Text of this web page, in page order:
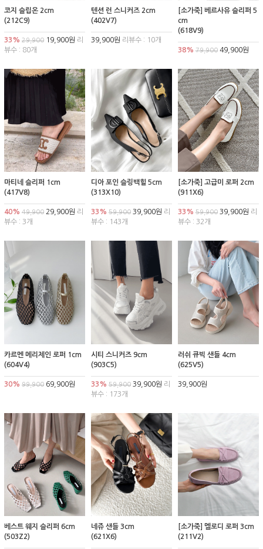
코지 슬립온 2cm
(212C9)
33% 29,900 19,900원 리
뷰수 : 80개
텐션 런 스니커즈 2cm
(402V7)
39,900원 리뷰수 : 10개
[소가죽] 베르사유 슬리퍼 5
cm
(618V9)
38% 79,90049,900원
마티네 슬리퍼 1cm
(417V8)
40% 49,900 29,900원 리
뷰수 : 3개
디아 포인 슬링백힐 5cm
(313X10)
33% 59,90039,900원 리
뷰수 : 143개
[소가죽] 고급미 로퍼 2cm
(911X6)
33% 59,90039,900원 리
뷰수 : 32개
카르멘 메리제인 로퍼 1cm
(604V4)
30% 99,900 69,900원
시티 스니커즈 9cm
(903C5)
33% 59,90039,900원 리
뷰수 : 173개
러쉬 큐빅 샌들 4cm
(625V5)
39,900원
베스트 웨지 슬리퍼 6cm
(503Z2)
네쥬 샌들 3cm
(621X6)
[소가죽] 멜로디 로퍼 3cm
(211V2)